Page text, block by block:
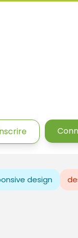
design